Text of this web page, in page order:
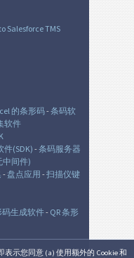
示您同意 (a) 使用额外的 Cookie 和
Salesforce TMS
的条形码-条码软
软件
件(SDK)-条码服务器
中间件)
- 盘点应用 -扫描仪键
生成软件- QR 条形